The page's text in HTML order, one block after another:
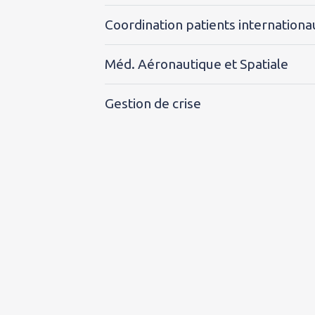
Coordination patients
Méd. Aéronautique et Spatiale
Gestion de crise